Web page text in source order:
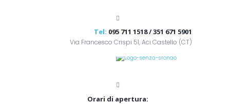
Tel: 095 711 1518 / 351 671 5901
Via Francesco Crispi 51, Aci Castello (CT)
Orari di apertura: